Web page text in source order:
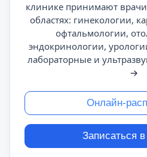
клинике принимают
областях: гинекологии,
офтальмологии,
эндокринологии,
лабораторные и
→
Онлайн-
Записаться